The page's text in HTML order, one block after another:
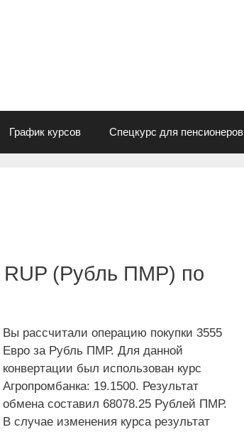
График курсов Спецкурс для пенсионеров
RUP (Рубль ПМР) по
Вы рассчитали операцию покупки 3555
Евро за Рубль ПМР. Для данной
конвертации был использован курс
Агропромбанка: 19.1500. Результат
обмена составил 68078.25 Рублей ПМР.
В случае изменения курса результат